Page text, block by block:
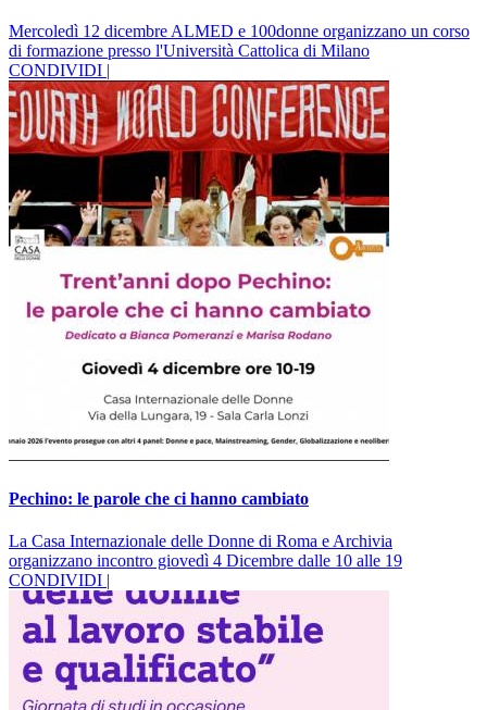
Mercoledì 12 dicembre ALMED e 100donne organizzano un corso
di formazione presso l'Università Cattolica di Milano
CONDIVIDI |
Pechino: le parole che ci hanno cambiato
La Casa Internazionale delle Donne di Roma e Archivia
organizzano incontro giovedì 4 Dicembre dalle 10 alle 19
CONDIVIDI |